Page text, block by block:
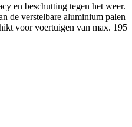
en beschutting tegen het weer.
de verstelbare aluminium palen
voor voertuigen van max. 195